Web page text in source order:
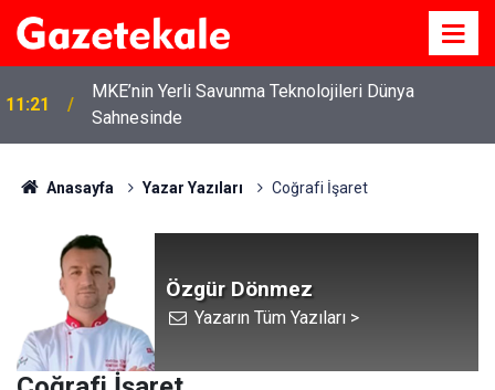
11:21
MKE’nin Yerli Savunma Teknolojileri Dünya
Sahnesinde
Anasayfa Yazar Yazıları Coğrafi İşaret
Özgür Dönmez
Yazarın Tüm Yazıları >